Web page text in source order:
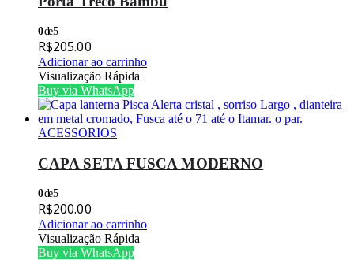
0de 5
R$205.00
Adicionar ao carrinho
Visualização Rápida
Buy via WhatsApp
ACESSORIOS
CAPA SETA FUSCA MODERNO
0de 5
R$200.00
Adicionar ao carrinho
Visualização Rápida
Buy via WhatsApp